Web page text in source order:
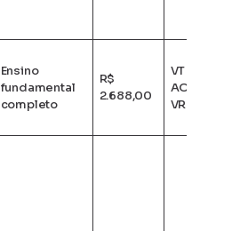
Ensino
fundamental
completo
R$
2.688,00
VT + AM +
AO + VA +
VR + PLR